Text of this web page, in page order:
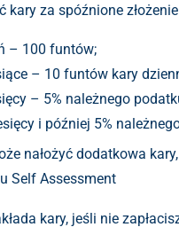
kary za spóźnione
– 100 funtów;
– 10 funtów kary
– 5% należnego
i później 5%
nałożyć dodatkowa
Self Assessment
kary, jeśli nie